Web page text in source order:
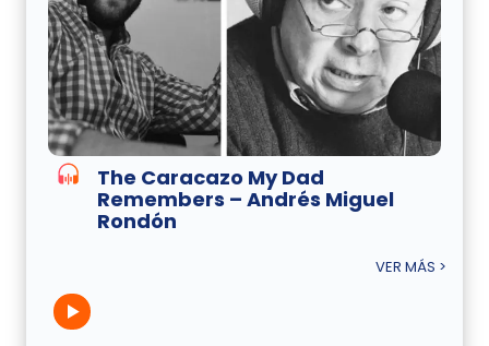
The Caracazo My Dad
Remembers – Andrés Miguel
Rondón
VER MÁS >